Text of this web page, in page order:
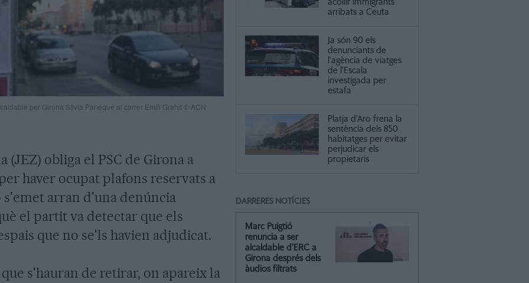
per Girona Sílvia Paneque al carrer Emili Grahit © ACN
obliga el PSC de Girona a
haver ocupat plafons reservats a
arran d'una denúncia
el partit va detectar que els
que no se'ls havien adjudicat.
s'hauran de retirar, on apareix la
acollir immigrants
arribats a Ceuta
Ja són 90 els
denunciants de
l'agència de viatges
de l'Escala
investigada per
estafa
Platja d’Aro frena la
sentència dels 850
habitatges per evitar
perjudicar els
propietaris
DARRERES NOTÍCIES
Marc Puigtió
renuncia a ser
alcaldable d’ERC a
Girona després dels
àudios filtrats